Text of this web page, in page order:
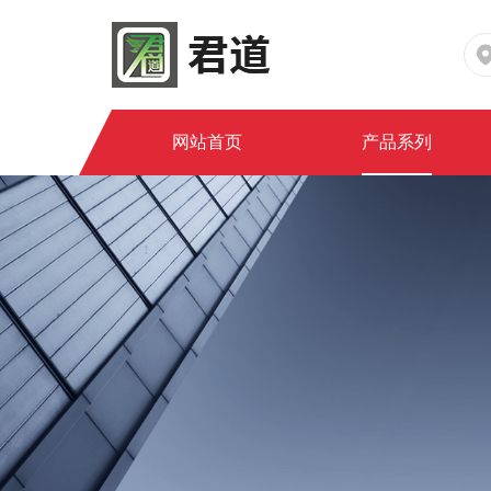
网站首页 产品系列